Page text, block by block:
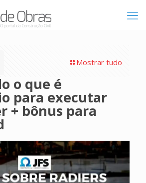
Mostrar tudo
o que é
para executar
+ bônus para